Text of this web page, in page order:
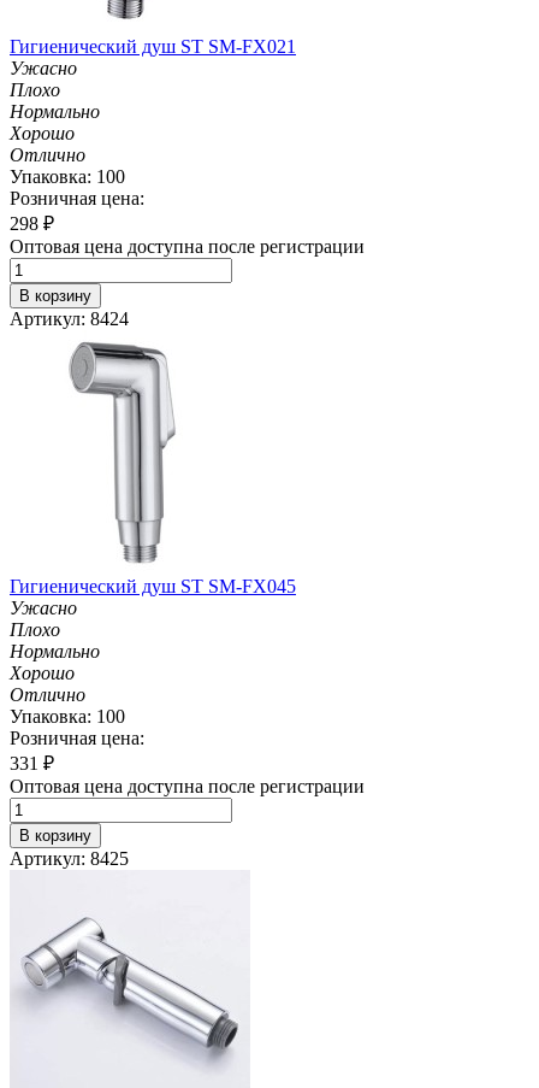
Гигиенический душ ST SM-FX021
Ужасно
Плохо
Нормально
Хорошо
Отлично
Упаковка: 100
Розничная цена:
298 ₽
Оптовая цена доступна после регистрации
В корзину
Артикул: 8424
Гигиенический душ ST SM-FX045
Ужасно
Плохо
Нормально
Хорошо
Отлично
Упаковка: 100
Розничная цена:
331 ₽
Оптовая цена доступна после регистрации
В корзину
Артикул: 8425